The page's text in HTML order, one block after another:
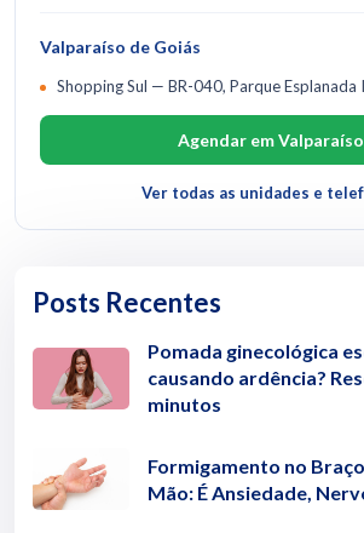
Valparaíso de Goiás
Shopping Sul — BR-040, Parque Esplanada
Agendar em Valparaíso
Ver todas as unidades e
Posts Recentes
Pomada ginecológica
causando ardência?
minutos
Formigamento no
Mão: É Ansiedade,